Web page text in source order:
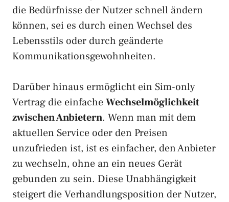
die Bedürfnisse der Nutzer schnell ändern
können, sei es durch einen Wechsel des
Lebensstils oder durch geänderte
Kommunikationsgewohnheiten.
Darüber hinaus ermöglicht ein Sim-only
Vertrag die einfacheWechselmöglichkeit
zwischen Anbietern. Wenn man mit dem
aktuellen Service oder den Preisen
unzufrieden ist, ist es einfacher, den Anbieter
zu wechseln, ohne an ein neues Gerät
gebunden zu sein. Diese Unabhängigkeit
steigert die Verhandlungsposition der Nutzer,